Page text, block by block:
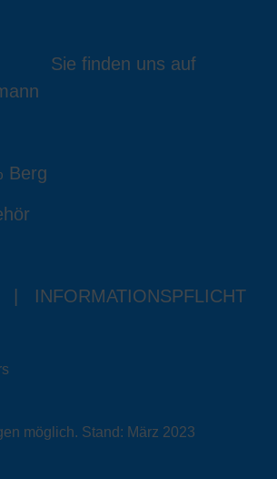
Berg
Sie finden uns auf
INFORMATIONSPFLICHT
möglich. Stand: März 2023